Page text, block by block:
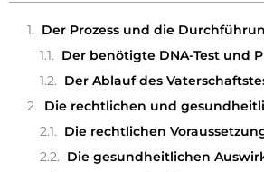
Der benötigte DNA-Test und
Der Ablauf des
Die rechtlichen
Die gesundheitlichen